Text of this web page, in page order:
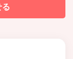
る